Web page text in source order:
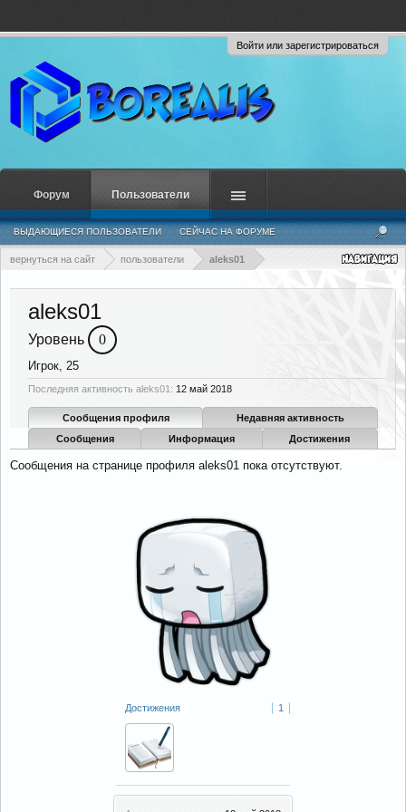
Войти или зарегистрироваться
вернуться на сайт пользователи aleks01
Достижения 1
aleks01
Уровень 0
Игрок, 25
Последняя активность aleks01: 12 май 2018
Сообщения профиля
Недавняя активность
Сообщения
Информация Достижения
Сообщения на странице профиля aleks01 пока отсутствуют.
Форум Пользователи
ВЫДАЮЩИЕСЯ ПОЛЬЗОВАТЕЛИ СЕЙЧАС НА ФОРУМЕ
НЕДАВНЯЯ АКТИВНОСТЬ НОВЫЕ СООБЩЕНИЯ ПРОФИЛЯ